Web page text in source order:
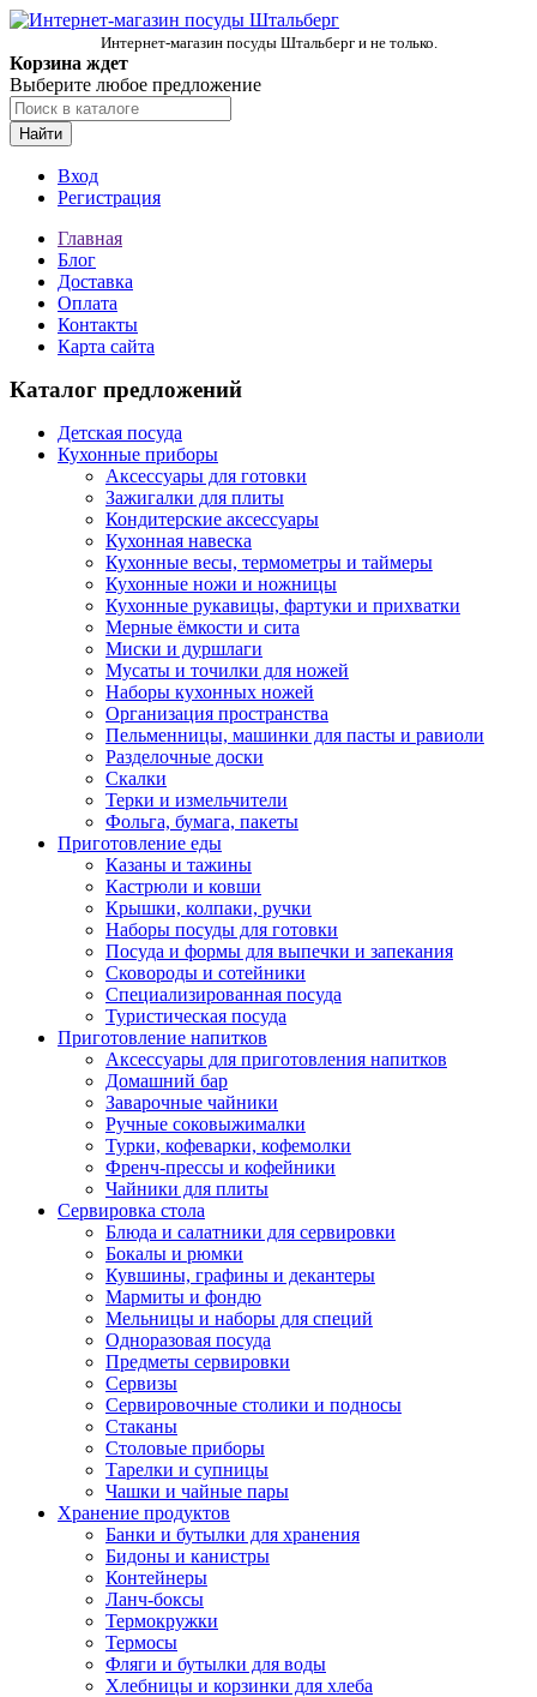
Интернет-магазин посуды Штальберг и не только.
Корзина ждет
Выберите любое предложение
Найти
Вход
Регистрация
Главная
Блог
Доставка
Оплата
Контакты
Карта сайта
Каталог предложений
Детская посуда
Кухонные приборы
Аксессуары для готовки
Зажигалки для плиты
Кондитерские аксессуары
Кухонная навеска
Кухонные весы, термометры и таймеры
Кухонные ножи и ножницы
Кухонные рукавицы, фартуки и прихватки
Мерные ёмкости и сита
Миски и дуршлаги
Мусаты и точилки для ножей
Наборы кухонных ножей
Организация пространства
Пельменницы, машинки для пасты и равиоли
Разделочные доски
Скалки
Терки и измельчители
Фольга, бумага, пакеты
Приготовление еды
Казаны и тажины
Кастрюли и ковши
Крышки, колпаки, ручки
Наборы посуды для готовки
Посуда и формы для выпечки и запекания
Сковороды и сотейники
Специализированная посуда
Туристическая посуда
Приготовление напитков
Аксессуары для приготовления напитков
Домашний бар
Заварочные чайники
Ручные соковыжималки
Турки, кофеварки, кофемолки
Френч-прессы и кофейники
Чайники для плиты
Сервировка стола
Блюда и салатники для сервировки
Бокалы и рюмки
Кувшины, графины и декантеры
Мармиты и фондю
Мельницы и наборы для специй
Одноразовая посуда
Предметы сервировки
Сервизы
Сервировочные столики и подносы
Стаканы
Столовые приборы
Тарелки и супницы
Чашки и чайные пары
Хранение продуктов
Банки и бутылки для хранения
Бидоны и канистры
Контейнеры
Ланч-боксы
Термокружки
Термосы
Фляги и бутылки для воды
Хлебницы и корзинки для хлеба